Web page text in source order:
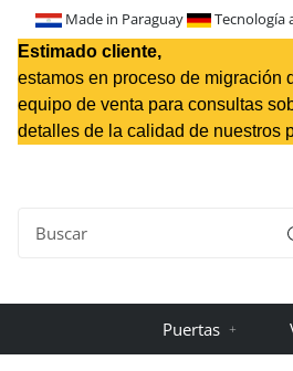
Made in Paraguay Tecnología
Estimado cliente,
estamos en proceso de migración
equipo de venta para consultas
detalles de la calidad de nuestros
Puertas